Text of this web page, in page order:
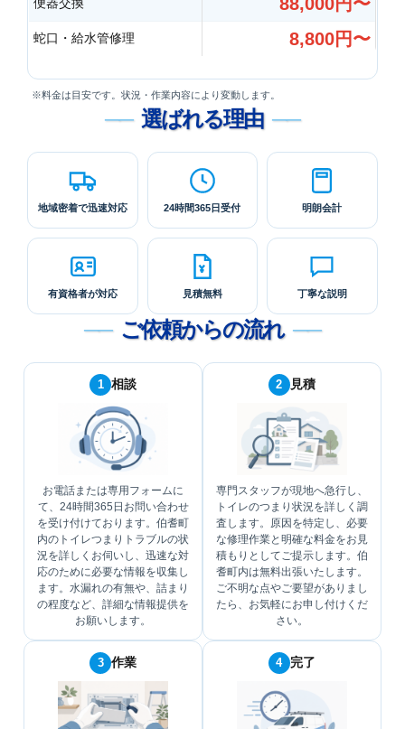
蛇口・給水管修理 8,800円〜
※料金は目安です。状況・作業内容により変動します。
選ばれる理由
地域密着で迅速対応 24時間365日受付 明朗会計
有資格者が対応 見積無料 丁寧な説明
ご依頼からの流れ
1 相談
お電話または専用フォームに
て、24時間365日お問い合わせ
を受け付けております。伯耆町
内のトイレつまりトラブルの状
況を詳しくお伺いし、迅速な対
応のために必要な情報を収集し
ます。水漏れの有無や、詰まり
の程度など、詳細な情報提供を
お願いします。
2 見積
専門スタッフが現地へ急行し、
トイレのつまり状況を詳しく調
査します。原因を特定し、必要
な修理作業と明確な料金をお見
積もりとしてご提示します。伯
耆町内は無料出張いたします。
ご不明な点やご要望がありまし
たら、お気軽にお申し付けくだ
さい。
3 作業 4 完了